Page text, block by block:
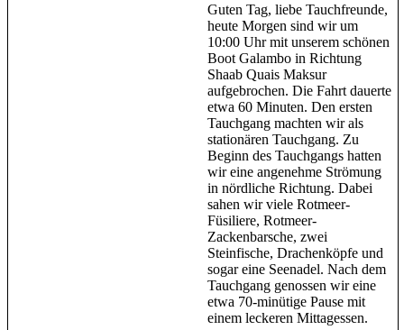
Guten Tag, liebe Tauchfreunde,
heute Morgen sind wir um
10:00 Uhr mit unserem schönen
Boot Galambo in Richtung
Shaab Quais Maksur
aufgebrochen. Die Fahrt dauerte
etwa 60 Minuten. Den ersten
Tauchgang machten wir als
stationären Tauchgang. Zu
Beginn des Tauchgangs hatten
wir eine angenehme Strömung
in nördliche Richtung. Dabei
sahen wir viele Rotmeer-
Füsiliere, Rotmeer-
Zackenbarsche, zwei
Steinfische, Drachenköpfe und
sogar eine Seenadel. Nach dem
Tauchgang genossen wir eine
etwa 70-minütige Pause mit
einem leckeren Mittagessen.